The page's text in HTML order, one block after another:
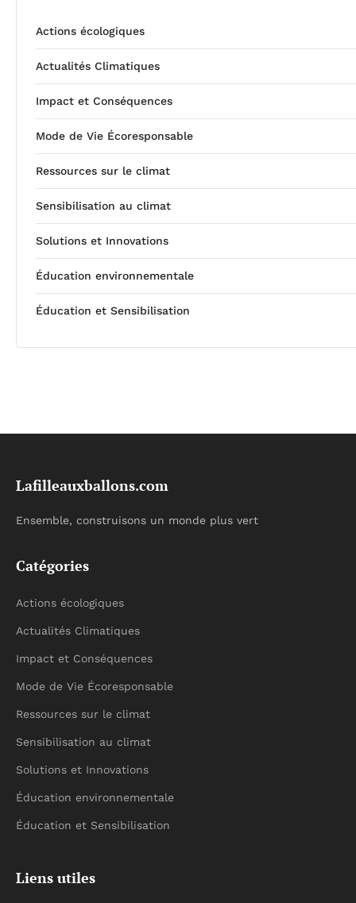
Actions écologiques
Actualités Climatiques
Impact et Conséquences
Mode de Vie Écoresponsable
Ressources sur le climat
Sensibilisation au climat
Solutions et Innovations
Éducation environnementale
Éducation et Sensibilisation
Lafilleauxballons.com
Ensemble, construisons un monde plus vert
Catégories
Actions écologiques
Actualités Climatiques
Impact et Conséquences
Mode de Vie Écoresponsable
Ressources sur le climat
Sensibilisation au climat
Solutions et Innovations
Éducation environnementale
Éducation et Sensibilisation
Liens utiles